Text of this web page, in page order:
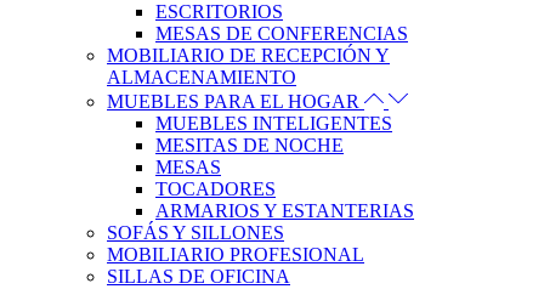
ESCRITORIOS
MESAS DE CONFERENCIAS
MOBILIARIO DE RECEPCIÓN Y
ALMACENAMIENTO
MUEBLES PARA EL HOGAR
MUEBLES INTELIGENTES
MESITAS DE NOCHE
MESAS
TOCADORES
ARMARIOS Y ESTANTERIAS
SOFÁS Y SILLONES
MOBILIARIO PROFESIONAL
SILLAS DE OFICINA